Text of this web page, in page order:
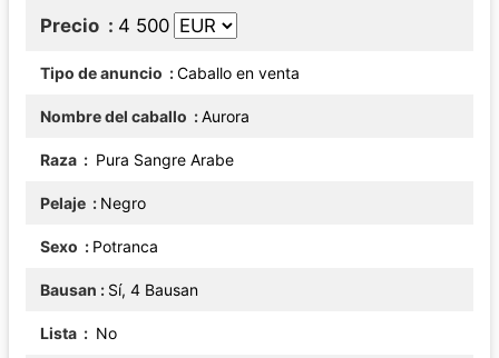
Precio 4 500
Tipo de anuncio Caballo en venta
Nombre del caballo Aurora
Raza Pura Sangre Arabe
Pelaje Negro
Sexo Potranca
Bausan Sí, 4 Bausan
Lista No